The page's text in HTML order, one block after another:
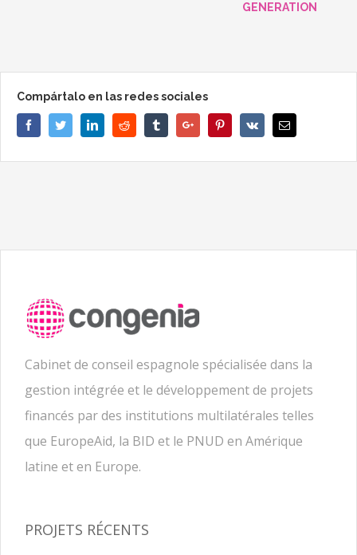
GENERATION
Compártalo en las redes sociales
FacebookTwitterLinkedinReddit TumblrGoogle+ PinterestVk Email
Cabinet de conseil espagnole spécialisée dans la
gestion intégrée et le développement de projets
financés par des institutions multilatérales telles
que EuropeAid, la BID et le PNUD en Amérique
latine et en Europe.
PROJETS RÉCENTS